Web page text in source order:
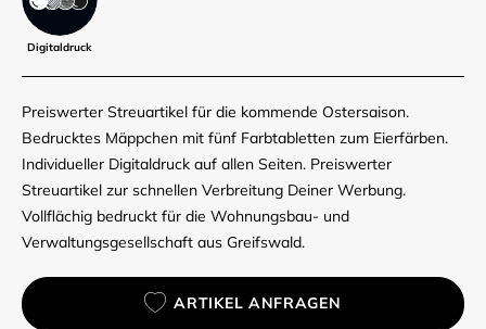
Digitaldruck
Preiswerter Streuartikel für die kommende Ostersaison.
Bedrucktes Mäppchen mit fünf Farbtabletten zum Eierfärben.
Individueller Digitaldruck auf allen Seiten. Preiswerter
Streuartikel zur schnellen Verbreitung Deiner Werbung.
Vollflächig bedruckt für die Wohnungsbau- und
Verwaltungsgesellschaft aus Greifswald.
ARTIKEL ANFRAGEN